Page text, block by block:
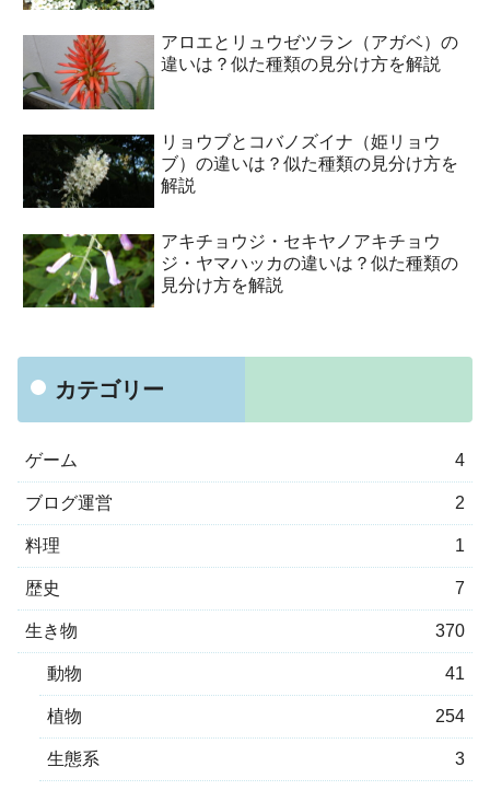
アロエとリュウゼツラン（アガベ）の
違いは？似た種類の見分け方を解説
リョウブとコバノズイナ（姫リョウ
ブ）の違いは？似た種類の見分け方を
解説
アキチョウジ・セキヤノアキチョウ
ジ・ヤマハッカの違いは？似た種類の
見分け方を解説
カテゴリー
ゲーム 4
ブログ運営 2
料理 1
歴史 7
生き物 370
動物 41
植物 254
生態系 3